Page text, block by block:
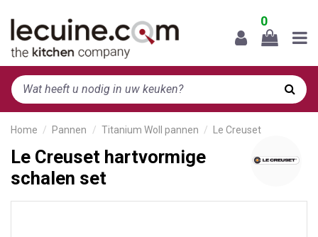
0
Home Pannen Titanium Woll pannen Le Creuset
Le Creuset hartvormige
schalen set